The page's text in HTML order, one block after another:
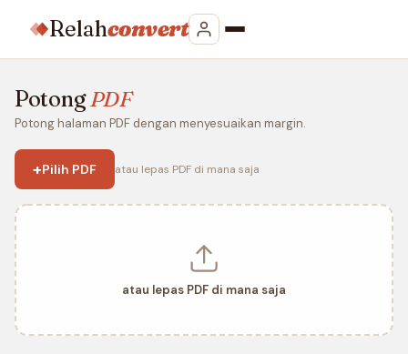
Relahconvert
PotongPDF
Potong halaman PDF dengan menyesuaikan margin.
+Pilih PDF atau lepas PDF di mana saja
atau lepas PDF di mana saja